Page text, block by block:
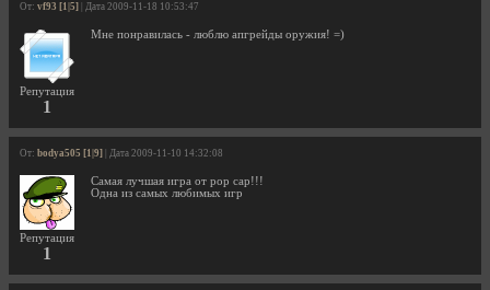
От: vf93 [1|5] | Дата 2009-11-18 10:53:47
Репутация
1
Мне понравилась - люблю апгрейды оружия! =)
От: bodya505 [1|9] | Дата 2009-11-10 14:32:08
Репутация
1
Самая лучшая игра от pop cap!!!
Одна из самых любимых игр